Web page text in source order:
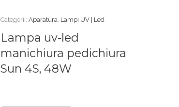
Categorii:Aparatura, Lampi UV | Led
Lampa uv-led
manichiura pedichiura
Sun 4S, 48W